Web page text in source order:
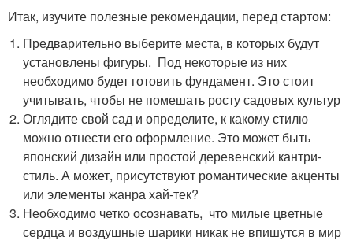
Итак, изучите полезные рекомендации, перед стартом:
Предварительно выберите места, в которых будут
установлены фигуры. Под некоторые из них
необходимо будет готовить фундамент. Это стоит
учитывать, чтобы не помешать росту садовых культур
Оглядите свой сад и определите, к какому стилю
можно отнести его оформление. Это может быть
японский дизайн или простой деревенский кантри-
стиль. А может, присутствуют романтические акценты
или элементы жанра хай-тек?
Необходимо четко осознавать, что милые цветные
сердца и воздушные шарики никак не впишутся в мир